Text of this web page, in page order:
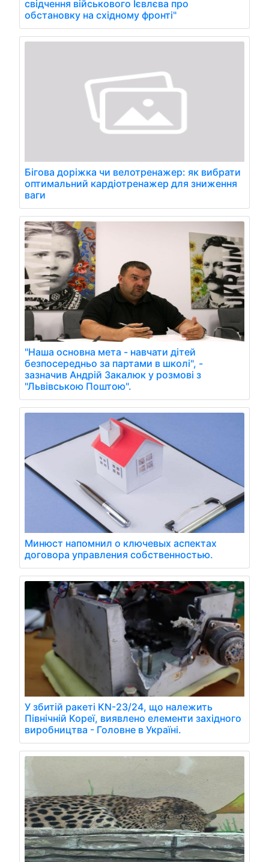
свідчення військового Ієвлєва про
обстановку на східному фронті"
Бігова доріжка чи велотренажер: як вибрати
оптимальний кардіотренажер для зниження
ваги
"Наша основна мета - навчати дітей
безпосередньо за партами в школі", -
зазначив Андрій Закалюк у розмові з
"Львівською Поштою".
Минюст напомнил о ключевых аспектах
договора управления собственностью.
У збитій ракеті KN-23/24, що належить
Північній Кореї, виявлено елементи західного
виробництва - Головне в Україні.